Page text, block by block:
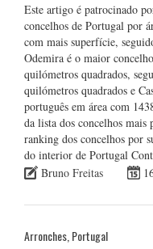
Este artigo é patrocinado
concelhos de Portugal por
com mais superfície,
Odemira é o maior
quilómetros quadrados,
quilómetros quadrados e
português em área com
da lista dos concelhos
ranking dos concelhos por
do interior de Portugal
Bruno Freitas
Arronches, Portugal